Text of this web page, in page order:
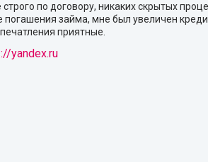
по договору, никаких скрытых
погашения займа, мне был увеличен
приятные.
yandex.ru